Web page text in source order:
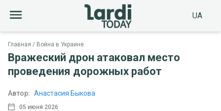
UA
Главная Война в Украине
Вражеский дрон атаковал место
проведения дорожных работ
05 июня 2026
Автор: Анастасия Быкова